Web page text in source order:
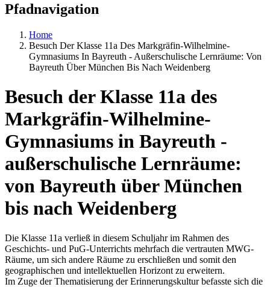
Pfadnavigation
Home
Besuch Der Klasse 11a Des Markgräfin-Wilhelmine-
Gymnasiums In Bayreuth - Außerschulische Lernräume: Von
Bayreuth Über München Bis Nach Weidenberg
Besuch der Klasse 11a des
Markgräfin-Wilhelmine-
Gymnasiums in Bayreuth -
außerschulische Lernräume:
von Bayreuth über München
bis nach Weidenberg
Die Klasse 11a verließ in diesem Schuljahr im Rahmen des
Geschichts- und PuG-Unterrichts mehrfach die vertrauten MWG-
Räume, um sich andere Räume zu erschließen und somit den
geographischen und intellektuellen Horizont zu erweitern.
Im Zuge der Thematisierung der Erinnerungskultur befasste sich die